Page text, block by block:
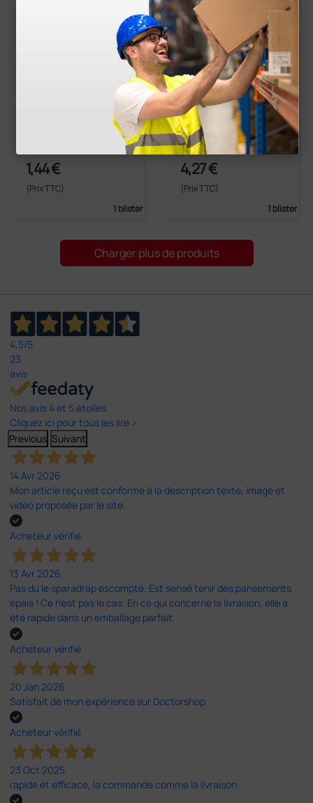
Pile bouton Lithium -
1,44 €
(Prix TTC)
1 blister
Piles alcalines C - Va
rta half torch H.E.
4,27 €
(Prix TTC)
1 blister
Charger plus de produits
4,5/5
23
avis
Nos avis 4 et 5 étoiles.
Cliquez ici pour tous les lire >
Previous Suivant
14 Avr 2026
Mon article reçu est conforme à la description texte, image et
vidéo proposée par le site.
Acheteur vérifié
13 Avr 2026
Pas du le sparadrap escompté. Est sensé tenir des pansements
épais ! Ce n'est pas le cas. En ce qui concerne la livraison, elle a
été rapide dans un emballage parfait.
Acheteur vérifié
20 Jan 2026
Satisfait de mon expérience sur Doctorshop
Acheteur vérifié
23 Oct 2025
rapide et efficace, la commande comme la livraison.